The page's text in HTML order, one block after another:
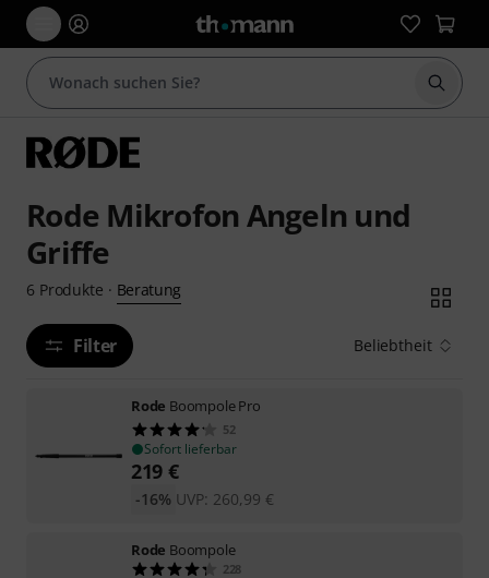
Suche
Rode Mikrofon Angeln und
Griffe
6 Produkte · Beratung
Filter Beliebtheit
Rode Boompole Pro
52
Sofort lieferbar
219 €
UVP: 260,99 €
-16%
Rode Boompole
228